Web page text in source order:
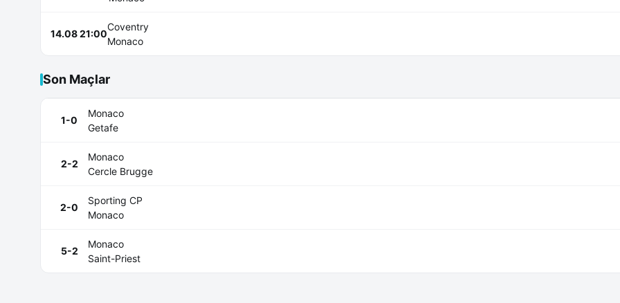
14.08 21:00
Coventry
Monaco
Son Maçlar
1-0
Monaco
Getafe
2-2
Monaco
Cercle Brugge
2-0
Sporting CP
Monaco
5-2
Monaco
Saint-Priest